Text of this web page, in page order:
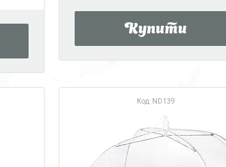
Купити
ND139